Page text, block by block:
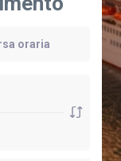
oraria